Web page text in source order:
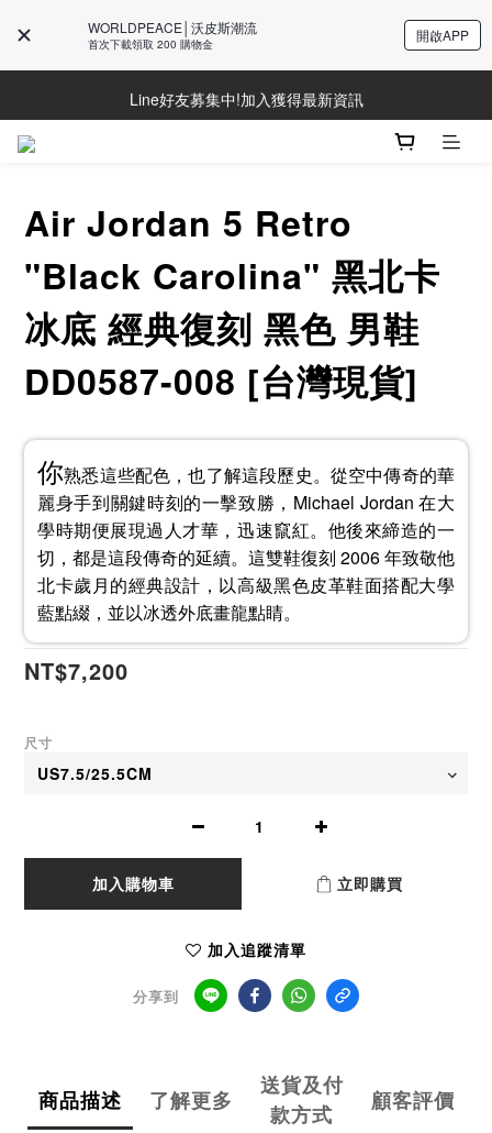
WORLDPEACE│沃皮斯潮流
首次下載領取 200 購物金 開啟APP
Line好友募集中!加入獲得最新資訊
Line好友募集中!加入獲得最新資訊
防詐騙提醒!請勿聽從不明來電操作ATM與提供個人資訊
Air Jordan 5 Retro
"Black Carolina" 黑北卡
冰底 經典復刻 黑色 男鞋
DD0587-008 [台灣現貨]
你熟悉這些配色，也了解這段歷史。從空中傳奇的華
麗身手到關鍵時刻的一擊致勝，Michael Jordan 在大
學時期便展現過人才華，迅速竄紅。他後來締造的一
切，都是這段傳奇的延續。這雙鞋復刻 2006 年致敬他
北卡歲月的經典設計，以高級黑色皮革鞋面搭配大學
藍點綴，並以冰透外底畫龍點睛。
NT$7,200
尺寸
加入購物車 立即購買
加入追蹤清單
分享到
商品描述 了解更多
送貨及付
款方式
顧客評價